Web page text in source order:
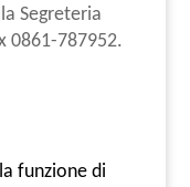
Segreteria
0861-787952.
funzione di